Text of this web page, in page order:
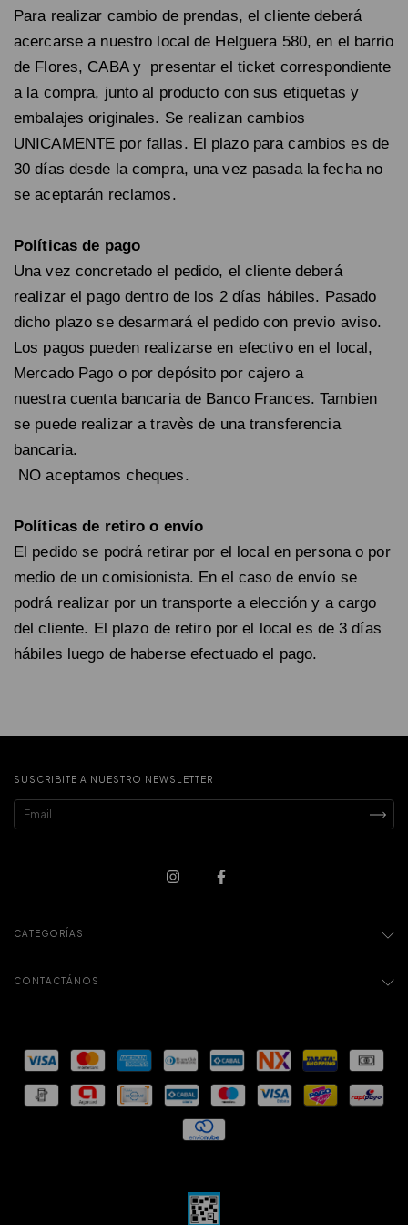
Para realizar cambio de prendas, el cliente deberá
acercarse a nuestro local de Helguera 580, en el barrio
de Flores, CABA y presentar el ticket correspondiente
a la compra, junto al producto con sus etiquetas y
embalajes originales. Se realizan cambios
UNICAMENTE por fallas. El plazo para cambios es de
30 días desde la compra, una vez pasada la fecha no
se aceptarán reclamos.
Políticas de pago
Una vez concretado el pedido, el cliente deberá
realizar el pago dentro de los 2 días hábiles. Pasado
dicho plazo se desarmará el pedido con previo aviso.
Los pagos pueden realizarse en efectivo en el local,
Mercado Pago o por depósito por cajero a
nuestra cuenta bancaria de Banco Frances. Tambien
se puede realizar a travès de una transferencia
bancaria.
NO aceptamos cheques.
Políticas de retiro o envío
El pedido se podrá retirar por el local en persona o por
medio de un comisionista. En el caso de envío se
podrá realizar por un transporte a elección y a cargo
del cliente. El plazo de retiro por el local es de 3 días
hábiles luego de haberse efectuado el pago.
SUSCRIBITE A NUESTRO NEWSLETTER
CATEGORÍAS
CONTACTÁNOS